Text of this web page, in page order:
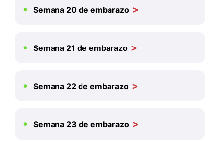
Semana 20 de embarazo
Semana 21 de embarazo
Semana 22 de embarazo
Semana 23 de embarazo